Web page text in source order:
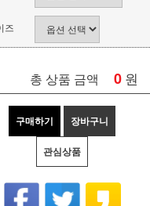
즈
총 상품 금액 0 원
구매하기 장바구니
관심상품